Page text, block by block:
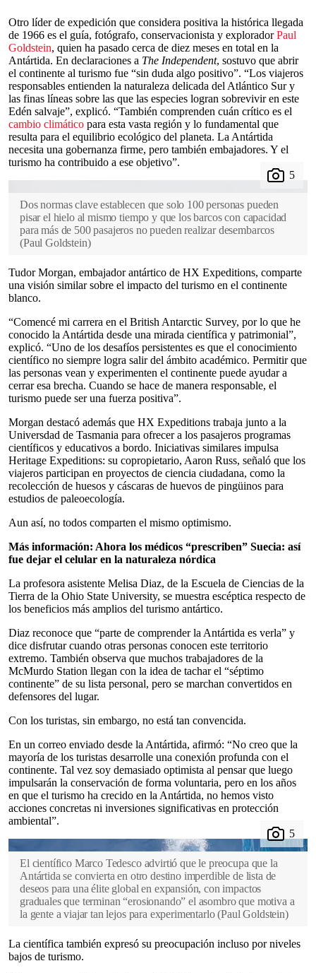
Otro líder de expedición que considera positiva la histórica llegada
de 1966 es el guía, fotógrafo, conservacionista y exploradorPaul
Goldstein, quien ha pasado cerca de diez meses en total en la
Antártida. En declaraciones a The Independent, sostuvo que abrir
el continente al turismo fue “sin duda algo positivo”. “Los viajeros
responsables entienden la naturaleza delicada del Atlántico Sur y
las finas líneas sobre las que las especies logran sobrevivir en este
Edén salvaje”, explicó. “También comprenden cuán crítico es el
cambio climático para esta vasta región y lo fundamental que
resulta para el equilibrio ecológico del planeta. La Antártida
necesita una gobernanza firme, pero también embajadores. Y el
turismo ha contribuido a ese objetivo”.
Dos normas clave establecen que solo 100 personas pueden
pisar el hielo al mismo tiempo y que los barcos con capacidad
para más de 500 pasajeros no pueden realizar desembarcos
(Paul Goldstein)
Tudor Morgan, embajador antártico de HX Expeditions, comparte
una visión similar sobre el impacto del turismo en el continente
blanco.
“Comencé mi carrera en el British Antarctic Survey, por lo que he
conocido la Antártida desde una mirada científica y patrimonial”,
explicó. “Uno de los desafíos persistentes es que el conocimiento
científico no siempre logra salir del ámbito académico. Permitir que
las personas vean y experimenten el continente puede ayudar a
cerrar esa brecha. Cuando se hace de manera responsable, el
turismo puede ser una fuerza positiva”.
Morgan destacó además que HX Expeditions trabaja junto a la
Universdad de Tasmania para ofrecer a los pasajeros programas
científicos y educativos a bordo. Iniciativas similares impulsa
Heritage Expeditions: su copropietario, Aaron Russ, señaló que los
viajeros participan en proyectos de ciencia ciudadana, como la
recolección de huesos y cáscaras de huevos de pingüinos para
estudios de paleoecología.
Aun así, no todos comparten el mismo optimismo.
Más información: Ahora los médicos “prescriben” Suecia: así
fue dejar el celular en la naturaleza nórdica
La profesora asistente Melisa Diaz, de la Escuela de Ciencias de la
Tierra de la Ohio State University, se muestra escéptica respecto de
los beneficios más amplios del turismo antártico.
Diaz reconoce que “parte de comprender la Antártida es verla” y
dice disfrutar cuando otras personas conocen este territorio
extremo. También observa que muchos trabajadores de la
McMurdo Station llegan con la idea de tachar el “séptimo
continente” de su lista personal, pero se marchan convertidos en
defensores del lugar.
Con los turistas, sin embargo, no está tan convencida.
En un correo enviado desde la Antártida, afirmó: “No creo que la
mayoría de los turistas desarrolle una conexión profunda con el
continente. Tal vez soy demasiado optimista al pensar que luego
impulsarán la conservación de forma voluntaria, pero en los años
en que el turismo ha crecido en la Antártida, no hemos visto
acciones concretas ni inversiones significativas en protección
ambiental”.
El científico Marco Tedesco advirtió que le preocupa que la
Antártida se convierta en otro destino imperdible de lista de
deseos para una élite global en expansión, con impactos
graduales que terminan “erosionando” el asombro que motiva a
la gente a viajar tan lejos para experimentarlo (Paul Goldstein)
La científica también expresó su preocupación incluso por niveles
bajos de turismo.